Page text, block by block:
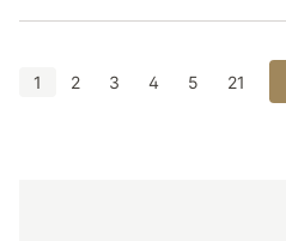
1 2 3 4 5 21